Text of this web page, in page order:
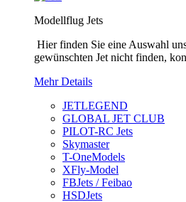
Modellflug Jets
Hier finden Sie eine Auswahl
gewünschten Jet nicht finden,
Mehr Details
JETLEGEND
GLOBAL JET CLUB
PILOT-RC Jets
Skymaster
T-OneModels
XFly-Model
FBJets / Feibao
HSDJets